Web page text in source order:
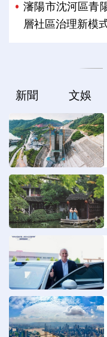
瀋陽市沈河區青
層社區治理新模
新聞 文娛